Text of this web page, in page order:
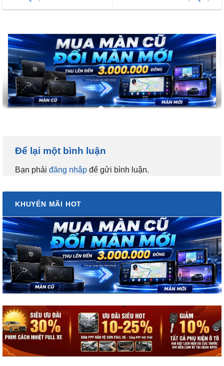
Để lại một bình luận
Bạn phải đăng nhập để gửi bình luận.
KHUYẾN MÃI HOT